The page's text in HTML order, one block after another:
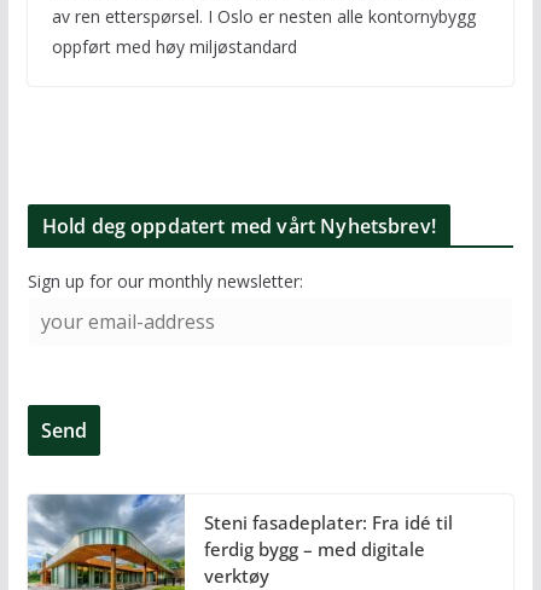
av ren etterspørsel. I Oslo er nesten alle kontornybygg
oppført med høy miljøstandard
Hold deg oppdatert med vårt Nyhetsbrev!
Sign up for our monthly newsletter:
Steni fasadeplater: Fra idé til
ferdig bygg – med digitale
verktøy